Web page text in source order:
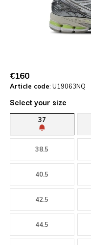
€160
Article code: U19063NQ
Select your size
37
38.5
40.5
42.5
44.5